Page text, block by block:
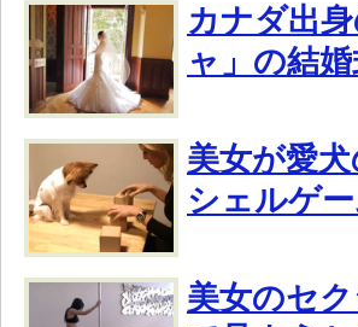
カナダ出
ャ」の結
美女が愛
シェルゲ
美女のセ